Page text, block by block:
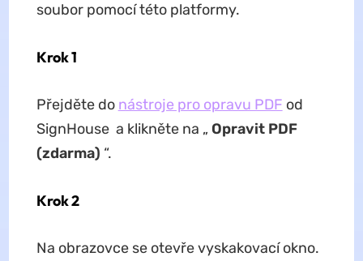
soubor pomocí této platformy.
Krok 1
Přejděte do nástroje pro opravu PDF od
SignHouse a klikněte na „ Opravit PDF
(zdarma) “.
Krok 2
Na obrazovce se otevře vyskakovací okno.